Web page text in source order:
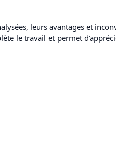
leurs avantages et
le travail et permet